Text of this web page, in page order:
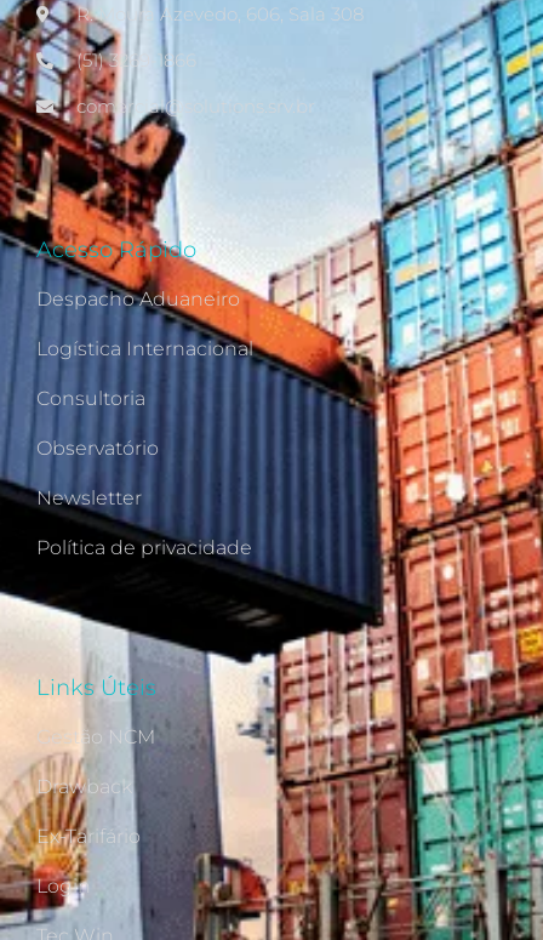
R. Moura Azevedo, 606, Sala 308
(51) 3269-1866
comercial@solutions.srv.br
Acesso Rápido
Despacho Aduaneiro
Logística Internacional
Consultoria
Observatório
Newsletter
Política de privacidade
Links Úteis
Gestão NCM
Drawback
Ex-Tarifário
Login